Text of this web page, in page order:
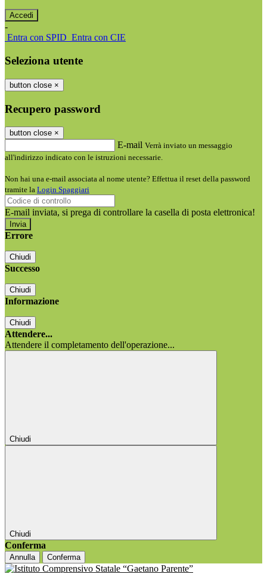
-
Entra con SPID Entra con CIE
Seleziona utente
button close ×
Recupero password
button close ×
E-mail Verrà inviato un messaggio
all'indirizzo indicato con le istruzioni necessarie.
Non hai una e-mail associata al nome utente? Effettua il reset della password
tramite la Login Spaggiari
E-mail inviata, si prega di controllare la casella di posta elettronica!
Errore
Chiudi
Successo
Chiudi
Informazione
Chiudi
Attendere...
Attendere il completamento dell'operazione...
Chiudi
Chiudi
Conferma
Annulla Conferma